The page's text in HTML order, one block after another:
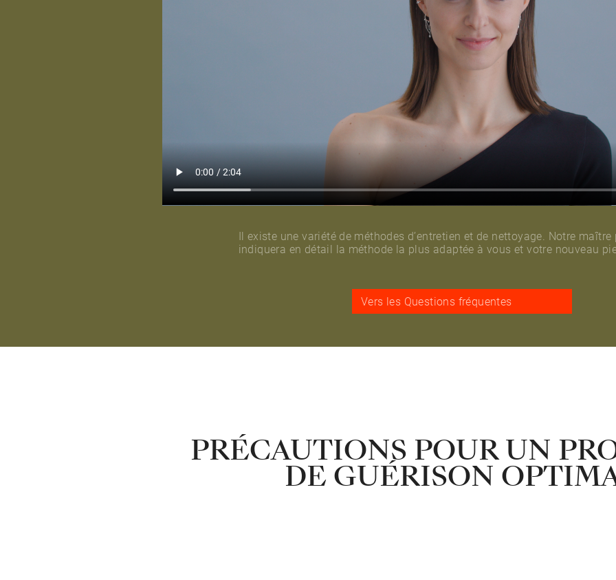
Il existe une variété de méthodes d’entretien et de nettoyage. Notre
indiquera en détail la méthode la plus adaptée à vous et votre nouveau
Vers les Questions fréquentes
PRÉCAUTIONS POUR UN
DE GUÉRISON